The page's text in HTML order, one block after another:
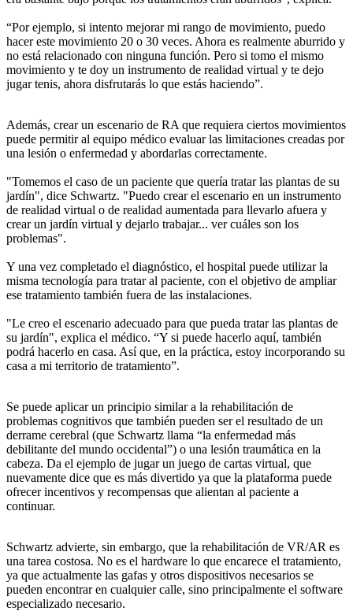
“Por ejemplo, si intento mejorar mi rango de movimiento, puedo
hacer este movimiento 20 o 30 veces. Ahora es realmente aburrido y
no está relacionado con ninguna función. Pero si tomo el mismo
movimiento y te doy un instrumento de realidad virtual y te dejo
jugar tenis, ahora disfrutarás lo que estás haciendo”.
Además, crear un escenario de RA que requiera ciertos movimientos
puede permitir al equipo médico evaluar las limitaciones creadas por
una lesión o enfermedad y abordarlas correctamente.
"Tomemos el caso de un paciente que quería tratar las plantas de su
jardín", dice Schwartz. "Puedo crear el escenario en un instrumento
de realidad virtual o de realidad aumentada para llevarlo afuera y
crear un jardín virtual y dejarlo trabajar... ver cuáles son los
problemas".
Y una vez completado el diagnóstico, el hospital puede utilizar la
misma tecnología para tratar al paciente, con el objetivo de ampliar
ese tratamiento también fuera de las instalaciones.
"Le creo el escenario adecuado para que pueda tratar las plantas de
su jardín", explica el médico. “Y si puede hacerlo aquí, también
podrá hacerlo en casa. Así que, en la práctica, estoy incorporando su
casa a mi territorio de tratamiento”.
Se puede aplicar un principio similar a la rehabilitación de
problemas cognitivos que también pueden ser el resultado de un
derrame cerebral (que Schwartz llama “la enfermedad más
debilitante del mundo occidental”) o una lesión traumática en la
cabeza. Da el ejemplo de jugar un juego de cartas virtual, que
nuevamente dice que es más divertido ya que la plataforma puede
ofrecer incentivos y recompensas que alientan al paciente a
continuar.
Schwartz advierte, sin embargo, que la rehabilitación de VR/AR es
una tarea costosa. No es el hardware lo que encarece el tratamiento,
ya que actualmente las gafas y otros dispositivos necesarios se
pueden encontrar en cualquier calle, sino principalmente el software
especializado necesario.